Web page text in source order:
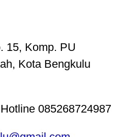
15, Komp. PU
Kota Bengkulu
085268724987